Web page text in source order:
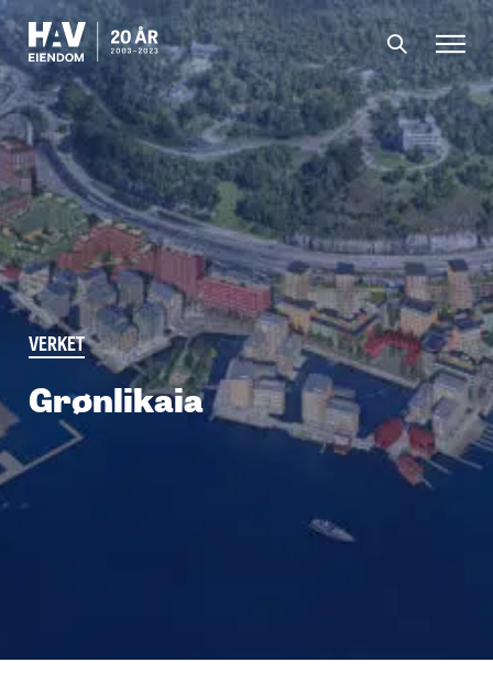
Filipstad Grønlikaia
Portefølje
Aktuelt
Om oss Menneskene
VERKET
Grønlikaia